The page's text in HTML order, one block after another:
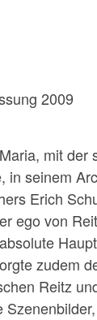
2009
mit der
seinem
Erich
ego von
zudem
Reitz